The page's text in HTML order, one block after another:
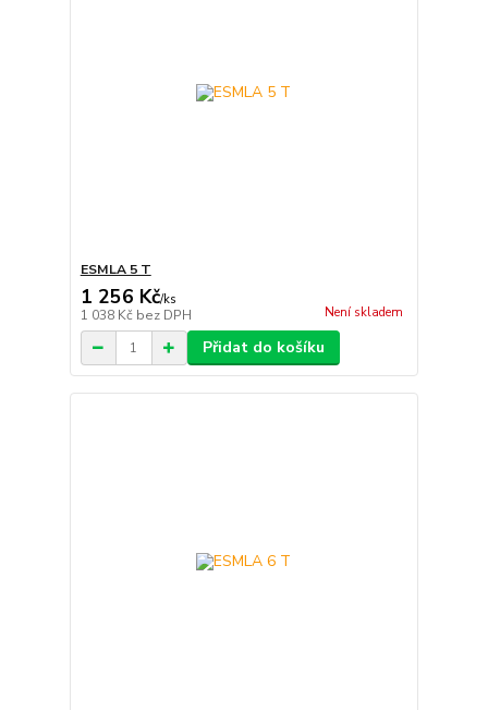
ESMLA 5 T
1 256 Kč/ks
1 038 Kč bez DPH Není skladem
Přidat do košíku